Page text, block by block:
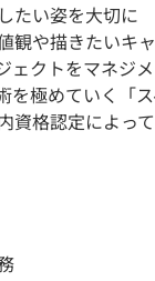
たい姿を大切に
観や描きたいキ
ェクトをマネジ
を極めていく「
資格認定によっ